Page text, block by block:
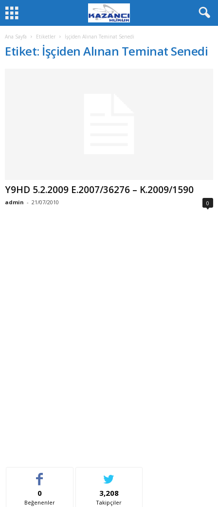
Ana Sayfa Etiketler İşçiden Alınan Teminat Senedi
Etiket: İşçiden Alınan Teminat Senedi
Y9HD 5.2.2009 E.2007/36276 – K.2009/1590
admin - 21/07/2010 0
0
Beğenenler
3,208
Takipçiler